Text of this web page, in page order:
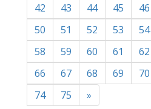
42
43 44 45 46
50
51 52 53 54
58
59 60 61 62
66
67 68 69 70
74
75 »